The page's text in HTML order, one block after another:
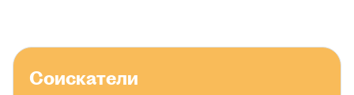
Соискатели